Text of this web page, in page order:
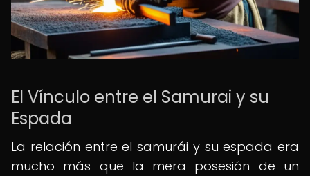
El Vínculo entre el Samurai y su
Espada
La relación entre el samurái y su espada era
mucho más que la mera posesión de un